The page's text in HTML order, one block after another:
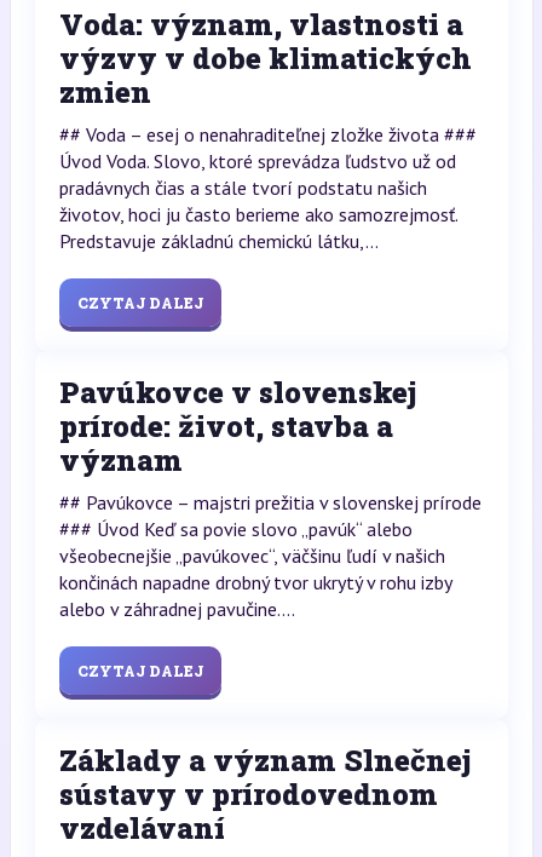
Voda: význam, vlastnosti a
výzvy v dobe klimatických
zmien
## Voda – esej o nenahraditeľnej zložke života ###
Úvod Voda. Slovo, ktoré sprevádza ľudstvo už od
pradávnych čias a stále tvorí podstatu našich
životov, hoci ju často berieme ako samozrejmosť.
Predstavuje základnú chemickú látku,...
CZYTAJ DALEJ
Pavúkovce v slovenskej
prírode: život, stavba a
význam
## Pavúkovce – majstri prežitia v slovenskej prírode
### Úvod Keď sa povie slovo „pavúk“ alebo
všeobecnejšie „pavúkovec“, väčšinu ľudí v našich
končinách napadne drobný tvor ukrytý v rohu izby
alebo v záhradnej pavučine....
CZYTAJ DALEJ
Základy a význam Slnečnej
sústavy v prírodovednom
vzdelávaní